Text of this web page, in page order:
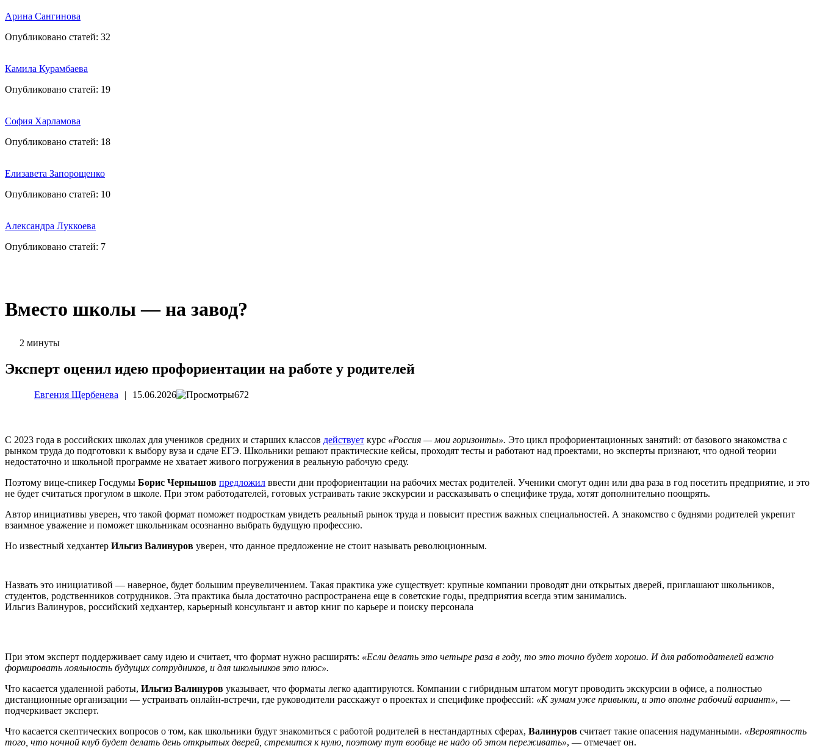
Арина Сангинова
Опубликовано статей: 32
Камила Курамбаева
Опубликовано статей: 19
София Харламова
Опубликовано статей: 18
Елизавета Запорощенко
Опубликовано статей: 10
Александра Луккоева
Опубликовано статей: 7
Вместо школы — на завод?
2 минуты
Эксперт оценил идею профориентации на работе у родителей
Евгения Щербенева | 15.06.2026 672
С 2023 года в российских школах для учеников средних и старших классов действует курс «Россия — мои горизонты». Это цикл профориентационных занятий: от базового знакомства с
рынком труда до подготовки к выбору вуза и сдаче ЕГЭ. Школьники решают практические кейсы, проходят тесты и работают над проектами, но эксперты признают, что одной теории
недостаточно и школьной программе не хватает живого погружения в реальную рабочую среду.
Поэтому вице-спикер Госдумы Борис Чернышов предложил ввести дни профориентации на рабочих местах родителей. Ученики смогут один или два раза в год посетить предприятие, и это
не будет считаться прогулом в школе. При этом работодателей, готовых устраивать такие экскурсии и рассказывать о специфике труда, хотят дополнительно поощрять.
Автор инициативы уверен, что такой формат поможет подросткам увидеть реальный рынок труда и повысит престиж важных специальностей. А знакомство с буднями родителей укрепит
взаимное уважение и поможет школьникам осознанно выбрать будущую профессию.
Но известный хедхантер Ильгиз Валинуров уверен, что данное предложение не стоит называть революционным.
Назвать это инициативой — наверное, будет большим преувеличением. Такая практика уже существует: крупные компании проводят дни открытых дверей, приглашают школьников,
студентов, родственников сотрудников. Эта практика была достаточно распространена еще в советские годы, предприятия всегда этим занимались.
Ильгиз Валинуров, российский хедхантер, карьерный консультант и автор книг по карьере и поиску персонала
При этом эксперт поддерживает саму идею и считает, что формат нужно расширять: «Если делать это четыре раза в году, то это точно будет хорошо. И для работодателей важно
формировать лояльность будущих сотрудников, и для школьников это плюс».
Что касается удаленной работы, Ильгиз Валинуров указывает, что форматы легко адаптируются. Компании с гибридным штатом могут проводить экскурсии в офисе, а полностью
дистанционные организации — устраивать онлайн-встречи, где руководители расскажут о проектах и специфике профессий: «К зумам уже привыкли, и это вполне рабочий вариант», —
подчеркивает эксперт.
Что касается скептических вопросов о том, как школьники будут знакомиться с работой родителей в нестандартных сферах, Валинуров считает такие опасения надуманными. «Вероятность
того, что ночной клуб будет делать день открытых дверей, стремится к нулю, поэтому тут вообще не надо об этом переживать», — отмечает он.